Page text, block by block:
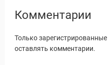
Комментарии
Только
оставлять комментарии.